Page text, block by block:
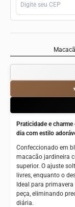
Praticidade e
dia com estilo
Confeccionado em
macacão jardineira
superior. O ajuste
livres, enquanto o
Ideal para
peça, eliminando
diária.